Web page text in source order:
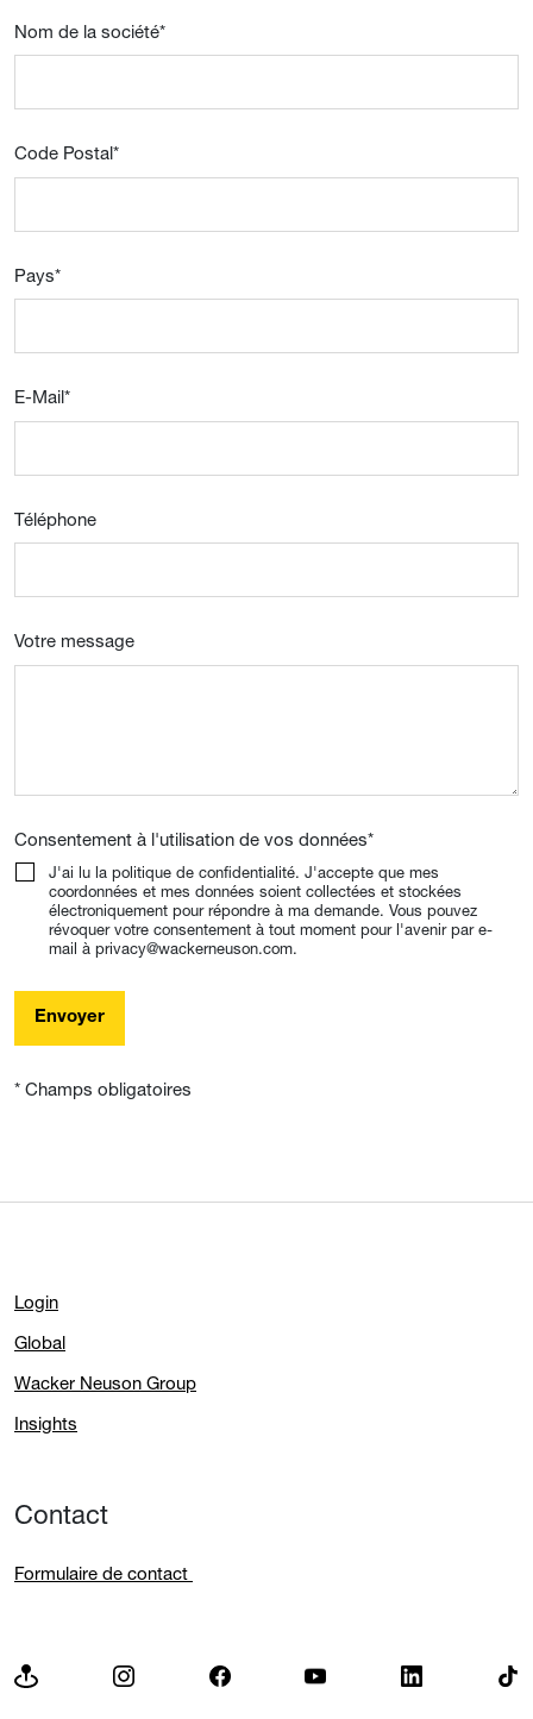
Nom de la société*
Code Postal*
Pays*
E-Mail*
Téléphone
Votre message
Consentement à l'utilisation de vos données*
J'ai lu la politique de confidentialité. J'accepte que mes
coordonnées et mes données soient collectées et stockées
électroniquement pour répondre à ma demande. Vous pouvez
révoquer votre consentement à tout moment pour l'avenir par e-
mail à privacy@wackerneuson.com.
Envoyer
* Champs obligatoires
Login
Global
Wacker Neuson Group
Insights
Contact
Formulaire de contact